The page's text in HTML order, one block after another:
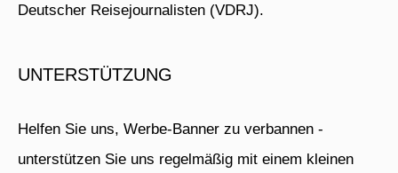
Deutscher Reisejournalisten (VDRJ).
UNTERSTÜTZUNG
Helfen Sie uns, Werbe-Banner zu verbannen -
unterstützen Sie uns regelmäßig mit einem kleinen